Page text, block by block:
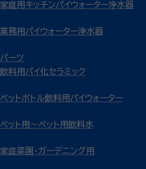
家庭用キッチンパイウォーター浄水器
業務用パイウォーター浄水器
パーツ
飲料用パイ化セラミック
ペットボトル飲料用パイウォーター
ペット用～ペット用飲料水
家庭菜園・ガーデニング用